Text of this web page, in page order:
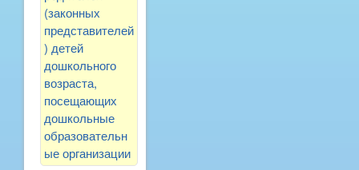
(законных
представителей
) детей
дошкольного
возраста,
посещающих
дошкольные
образовательн
ые организации